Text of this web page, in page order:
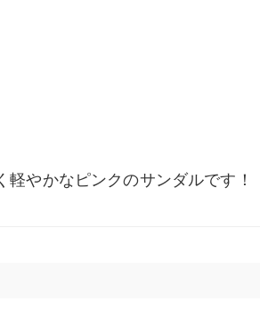
やかなピンクのサンダルです！